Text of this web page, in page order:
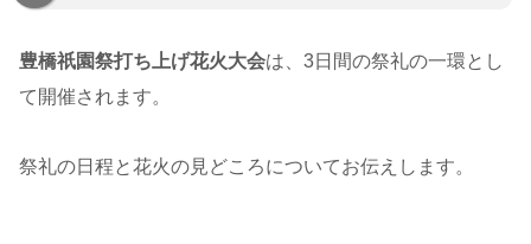
豊橋祇園祭打ち上げ花火大会は、3日間の祭礼の一環とし
て開催されます。
祭礼の日程と花火の見どころについてお伝えします。